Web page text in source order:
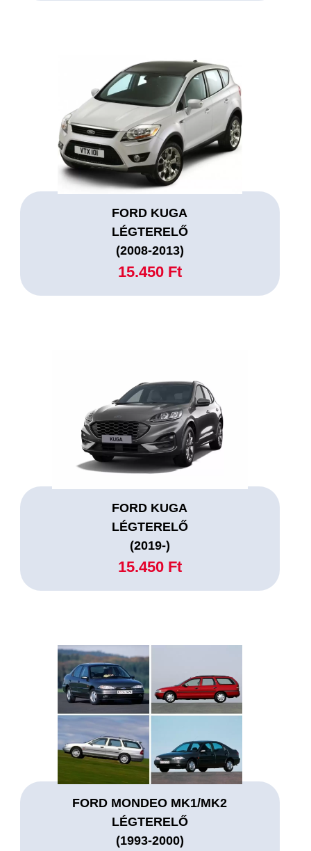
FORD KUGA
LÉGTERELŐ
(2008-2013)
15.450 Ft
FORD KUGA
LÉGTERELŐ
(2019-)
15.450 Ft
FORD MONDEO MK1/MK2
LÉGTERELŐ
(1993-2000)